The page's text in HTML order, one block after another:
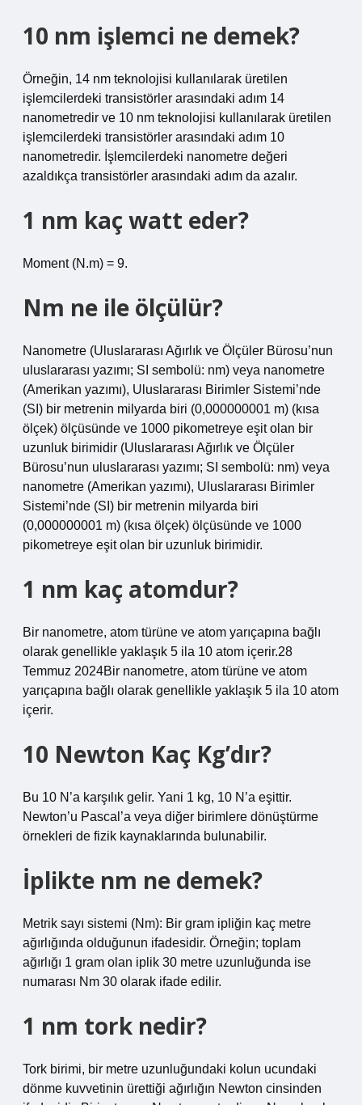
10 nm işlemci ne demek?
Örneğin, 14 nm teknolojisi kullanılarak üretilen
işlemcilerdeki transistörler arasındaki adım 14
nanometredir ve 10 nm teknolojisi kullanılarak üretilen
işlemcilerdeki transistörler arasındaki adım 10
nanometredir. İşlemcilerdeki nanometre değeri
azaldıkça transistörler arasındaki adım da azalır.
1 nm kaç watt eder?
Moment (N.m) = 9.
Nm ne ile ölçülür?
Nanometre (Uluslararası Ağırlık ve Ölçüler Bürosu’nun
uluslararası yazımı; SI sembolü: nm) veya nanometre
(Amerikan yazımı), Uluslararası Birimler Sistemi’nde
(SI) bir metrenin milyarda biri (0,000000001 m) (kısa
ölçek) ölçüsünde ve 1000 pikometreye eşit olan bir
uzunluk birimidir (Uluslararası Ağırlık ve Ölçüler
Bürosu’nun uluslararası yazımı; SI sembolü: nm) veya
nanometre (Amerikan yazımı), Uluslararası Birimler
Sistemi’nde (SI) bir metrenin milyarda biri
(0,000000001 m) (kısa ölçek) ölçüsünde ve 1000
pikometreye eşit olan bir uzunluk birimidir.
1 nm kaç atomdur?
Bir nanometre, atom türüne ve atom yarıçapına bağlı
olarak genellikle yaklaşık 5 ila 10 atom içerir.28
Temmuz 2024Bir nanometre, atom türüne ve atom
yarıçapına bağlı olarak genellikle yaklaşık 5 ila 10 atom
içerir.
10 Newton Kaç Kg’dır?
Bu 10 N’a karşılık gelir. Yani 1 kg, 10 N’a eşittir.
Newton’u Pascal’a veya diğer birimlere dönüştürme
örnekleri de fizik kaynaklarında bulunabilir.
İplikte nm ne demek?
Metrik sayı sistemi (Nm): Bir gram ipliğin kaç metre
ağırlığında olduğunun ifadesidir. Örneğin; toplam
ağırlığı 1 gram olan iplik 30 metre uzunluğunda ise
numarası Nm 30 olarak ifade edilir.
1 nm tork nedir?
Tork birimi, bir metre uzunluğundaki kolun ucundaki
dönme kuvvetinin ürettiği ağırlığın Newton cinsinden